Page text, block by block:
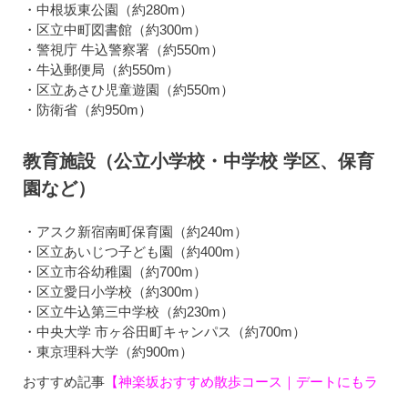
・中根坂東公園（約280m）
・区立中町図書館（約300m）
・警視庁 牛込警察署（約550m）
・牛込郵便局（約550m）
・区立あさひ児童遊園（約550m）
・防衛省（約950m）
教育施設（公立小学校・中学校 学区、保育
園など）
・アスク新宿南町保育園（約240m）
・区立あいじつ子ども園（約400m）
・区立市谷幼稚園（約700m）
・区立愛日小学校（約300m）
・区立牛込第三中学校（約230m）
・中央大学 市ヶ谷田町キャンパス（約700m）
・東京理科大学（約900m）
おすすめ記事 【神楽坂おすすめ散歩コース｜デートにもラ